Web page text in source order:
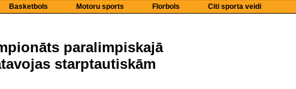
Basketbols Motoru sports Florbols Citi sporta veidi
paralimpiskajā
starptautiskām